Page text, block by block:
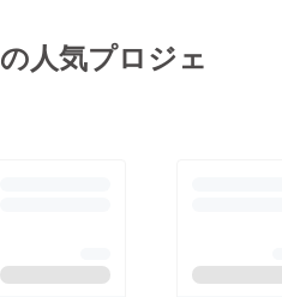
た
を
と
人気プロジェ